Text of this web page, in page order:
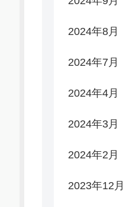
2024年8月
2024年7月
2024年4月
2024年3月
2024年2月
2023年12月